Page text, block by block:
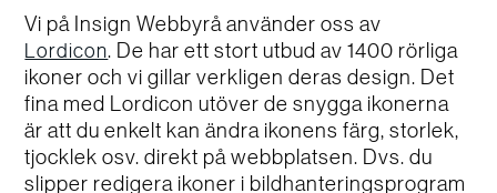
Vi på Insign Webbyrå använder oss av
Lordicon. De har ett stort utbud av 1400 rörliga
ikoner och vi gillar verkligen deras design. Det
fina med Lordicon utöver de snygga ikonerna
är att du enkelt kan ändra ikonens färg, storlek,
tjocklek osv. direkt på webbplatsen. Dvs. du
slipper redigera ikoner i bildhanteringsprogram